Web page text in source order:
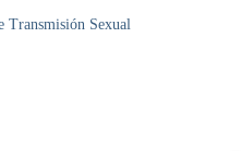
Transmisión Sexual